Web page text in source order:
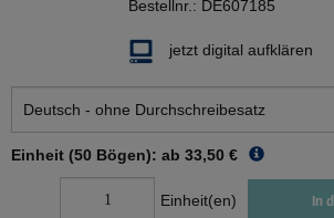
Bestellnr.: DE607185
jetzt digital aufklären
Einheit (50 Bögen): ab 33,50 €
Einheit(en) In